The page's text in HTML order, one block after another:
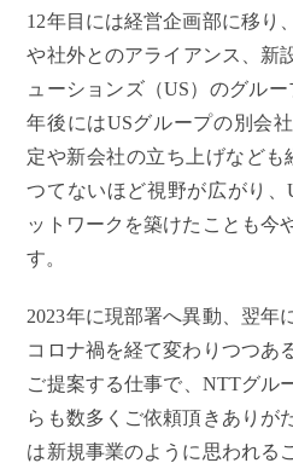
12年目には経営企画部に移り
や社外とのアライアンス、新
ューションズ（US）のグル
年後にはUSグループの別会
定や新会社の立ち上げなど
つてないほど視野が広がり
ットワークを築けたことも今
す。
2023年に現部署へ異動、翌年
コロナ禍を経て変わりつつあ
ご提案する仕事で、NTTグル
らも数多くご依頼頂きありが
は新規事業のように思われる